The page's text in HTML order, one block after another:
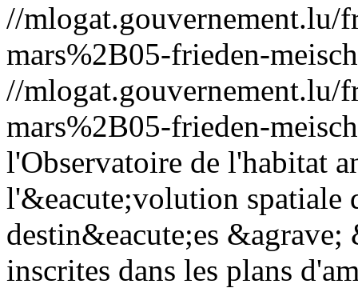
//mlogat.gouvernement.lu/
mars%2B05-frieden-
//mlogat.gouvernement.lu/
mars%2B05-frieden-
l'Observatoire de l'habitat
l'&eacute;volution spatiale
destin&eacute;es
inscrites dans les plans